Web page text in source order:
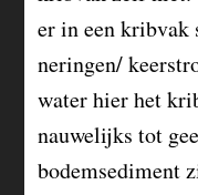
er in een kribvak
neringen/
water hier het
nauwelijks tot
bodemsediment